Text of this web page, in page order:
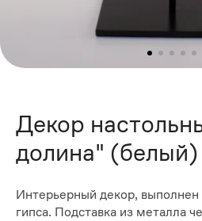
Декор
долина" (белый)
Интерьерный декор, выполнен
гипса. Подставка из металла